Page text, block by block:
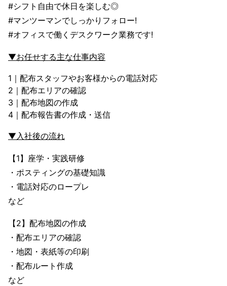
#シフト自由で休日を楽しむ◎
#マンツーマンでしっかりフォロー!
#オフィスで働くデスクワーク業務です!
▼お任せする主な仕事内容
1｜配布スタッフやお客様からの電話対応
2｜配布エリアの確認
3｜配布地図の作成
4｜配布報告書の作成・送信
▼入社後の流れ
【1】座学・実践研修
・ポスティングの基礎知識
・電話対応のロープレ
など
【2】配布地図の作成
・配布エリアの確認
・地図・表紙等の印刷
・配布ルート作成
など